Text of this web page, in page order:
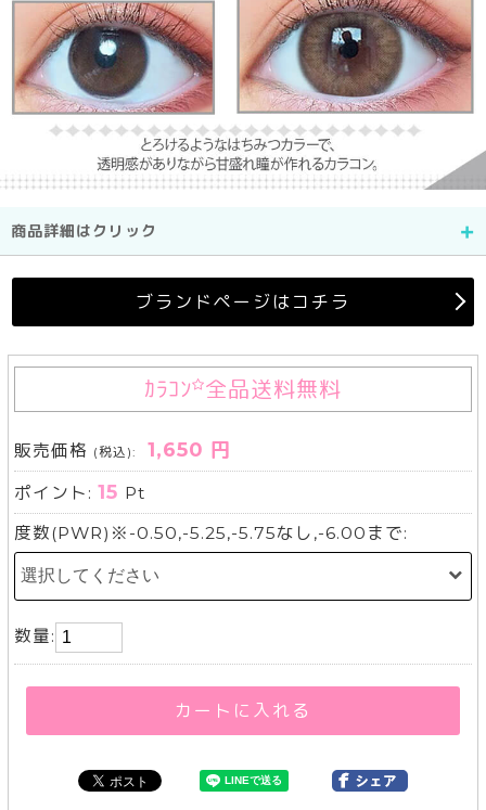
商品詳細はクリック
ブランドページはコチラ
ｶﾗｺﾝ 全品送料無料
販売価格 (税込): 1,650 円
ポイント:15 Pt
度数(PWR)※-0.50,-5.25,-5.75なし,-6.00まで:
数量:
カートに入れる